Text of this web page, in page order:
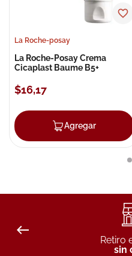
La Roche-posay
La Roche-Posay Crema
Cicaplast Baume B5+
$16,17
Agregar
Retiro
sin